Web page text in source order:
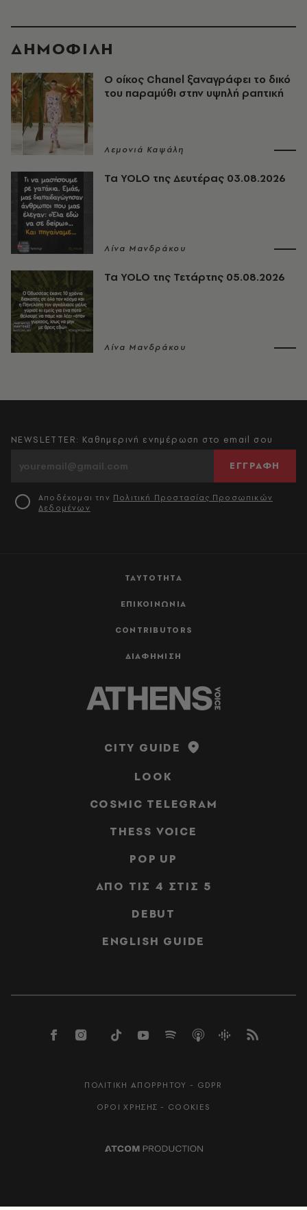
ΔΗΜΟΦΙΛΗ
Ο οίκος Chanel ξαναγράφει το δικό
του παραμύθι στην υψηλή ραπτική
Λεμονιά Καψάλη
Τα YOLO της Δευτέρας 03.08.2026
Λίνα Μανδράκου
Τα YOLO της Τετάρτης 05.08.2026
Λίνα Μανδράκου
ΤΑΥΤΟΤΗΤΑ
ΕΠΙΚΟΙΝΩΝΙΑ
CONTRIBUTORS
ΔΙΑΦΗΜΙΣΗ
NEWSLETTER: Καθημερινή ενημέρωση στο email σου
ΕΓΓΡΑΦΗ
Αποδέχομαι την Πολιτική Προστασίας Προσωπικών
Δεδομένων
CITY GUIDE
LOOK
COSMIC TELEGRAM
THESS VOICE
POP UP
ΑΠΟ ΤΙΣ 4 ΣΤΙΣ 5
DEBUT
ENGLISH GUIDE
ΠΟΛΙΤΙΚΗ ΑΠΟΡΡΗΤΟΥ - GDPR
ΟΡΟΙ ΧΡΗΣΗΣ - COOKIES